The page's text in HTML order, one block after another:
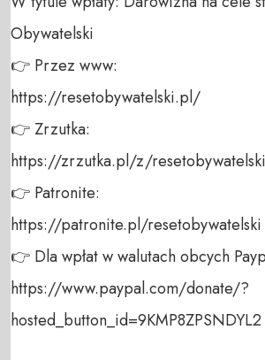
Obywatelski
👉 Przez www:
https://resetobywatelski.pl/
👉 Zrzutka:
https://zrzutka.pl/z/resetobywatelski
👉 Patronite:
https://patronite.pl/resetobywatelski
👉 Dla wpłat w walutach obcych
https://www.paypal.com/donate/?
hosted_button_id=9KMP8ZPSNDYL2